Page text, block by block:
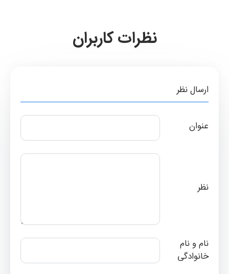
نظرات کاربران
ارسال نظر
عنوان
نظر
نام و نام
خانوادگی